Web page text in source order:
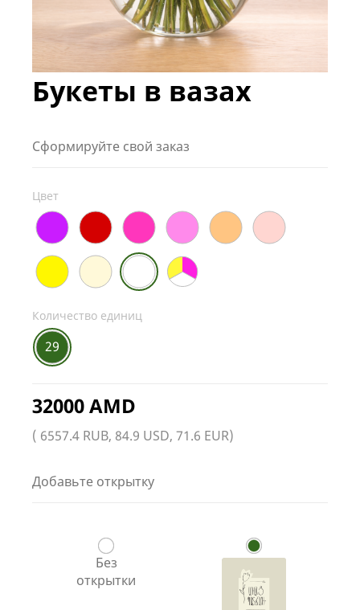
Букеты в вазах
Сформируйте свой заказ
Цвет
Количество единиц
29
32000 AMD
( 6557.4 RUB, 84.9 USD, 71.6 EUR)
Добавьте открытку
Без
открытки